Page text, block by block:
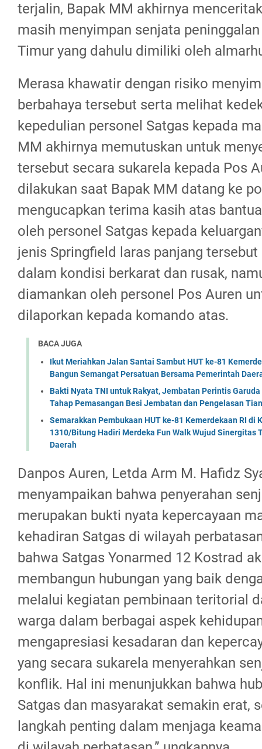
terjalin, Bapak MM akhirnya
masih menyimpan senjata
Timur yang dahulu dimiliki oleh
Merasa khawatir dengan risiko
berbahaya tersebut serta melihat
kepedulian personel Satgas kepada
MM akhirnya memutuskan untuk
tersebut secara sukarela kepada Pos
dilakukan saat Bapak MM datang ke
mengucapkan terima kasih atas
oleh personel Satgas kepada
jenis Springfield laras panjang
dalam kondisi berkarat dan rusak,
diamankan oleh personel Pos Auren
dilaporkan kepada komando atas.
BACA JUGA
Ikut Meriahkan Jalan Santai Sambut HUT ke-81
Bangun Semangat Persatuan Bersama Pemerintah
Bakti Nyata TNI untuk Rakyat, Jembatan Perintis
Tahap Pemasangan Besi Jembatan dan Pengelasan
Semarakkan Pembukaan HUT ke-81 Kemerdekaan RI di
1310/Bitung Hadiri Merdeka Fun Walk Wujud Sinergitas
Daerah
Danpos Auren, Letda Arm M. Hafidz
menyampaikan bahwa penyerahan
merupakan bukti nyata kepercayaan
kehadiran Satgas di wilayah
bahwa Satgas Yonarmed 12 Kostrad
membangun hubungan yang baik
melalui kegiatan pembinaan teritorial
warga dalam berbagai aspek
mengapresiasi kesadaran dan
yang secara sukarela menyerahkan
konflik. Hal ini menunjukkan bahwa
Satgas dan masyarakat semakin erat,
langkah penting dalam menjaga